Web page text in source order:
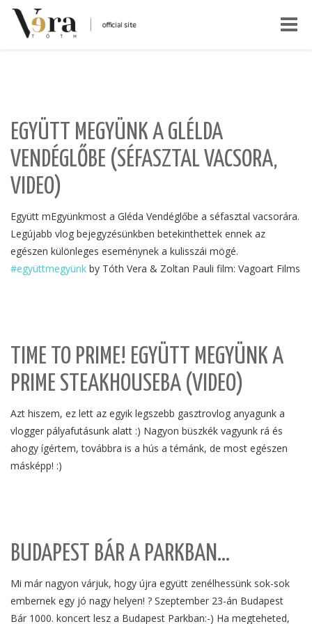
Toggle
EGYÜTT MEGYÜNK A GLÉLDA
VENDÉGLŐBE (SÉFASZTAL VACSORA,
VIDEO)
Együtt mEgyünkmost a Gléda Vendéglőbe a séfasztal vacsorára.
Legújabb vlog bejegyzésünkben betekinthettek ennek az
egészen különleges eseménynek a kulisszái mögé.
#együttmegyünk by Tóth Vera & Zoltan Pauli film: Vagoart Films
TIME TO PRIME! EGYÜTT MEGYÜNK A
PRIME STEAKHOUSEBA (VIDEO)
Azt hiszem, ez lett az egyik legszebb gasztrovlog anyagunk a
vlogger pályafutásunk alatt :) Nagyon büszkék vagyunk rá és
ahogy ígértem, továbbra is a hús a témánk, de most egészen
másképp! :)
BUDAPEST BÁR A PARKBAN…
Mi már nagyon várjuk, hogy újra együtt zenélhessünk sok-sok
embernek egy jó nagy helyen! ? Szeptember 23-án Budapest
Bár 1000. koncert lesz a Budapest Parkban:-) Ha megteheted,